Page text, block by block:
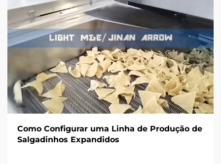
Como Configurar uma Linha de Produção de
Salgadinhos Expandidos